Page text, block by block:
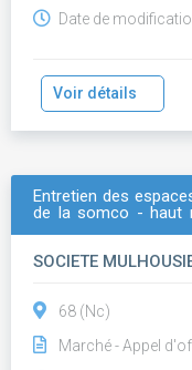
Date de
Voir détails
Entretien des
de la somco - haut
SOCIETE
68 (Nc)
Marché - Appel